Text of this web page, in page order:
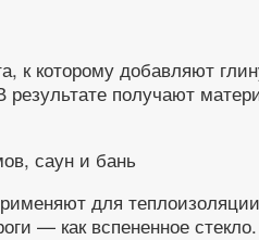
к которому добавляют
получают
саун и бань
для
— как вспененное стекло.